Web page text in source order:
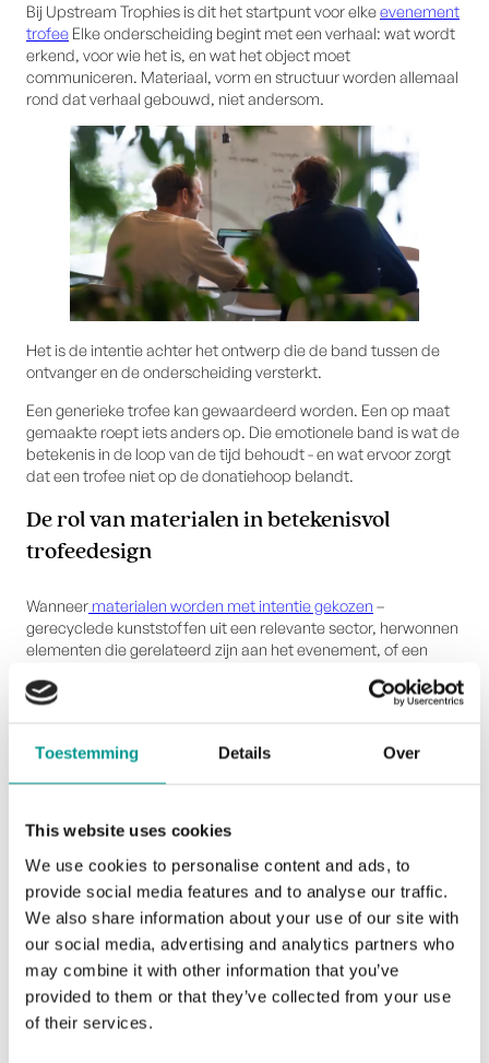
Toestemming Details Over
This website uses cookies
We use cookies to personalise content and ads, to
provide social media features and to analyse our traffic.
We also share information about your use of our site with
our social media, advertising and analytics partners who
may combine it with other information that you’ve
provided to them or that they’ve collected from your use
of their services.
Bij Upstream Trophies is dit het startpunt voor elkeevenement
trofee Elke onderscheiding begint met een verhaal: wat wordt
erkend, voor wie het is, en wat het object moet
communiceren. Materiaal, vorm en structuur worden allemaal
rond dat verhaal gebouwd, niet andersom.
Het is de intentie achter het ontwerp die de band tussen de
ontvanger en de onderscheiding versterkt.
Een generieke trofee kan gewaardeerd worden. Een op maat
gemaakte roept iets anders op. Die emotionele band is wat de
betekenis in de loop van de tijd behoudt - en wat ervoor zorgt
dat een trofee niet op de donatiehoop belandt.
De rol van materialen in betekenisvol
trofeedesign
Wanneer materialen worden met intentie gekozen –
gerecyclede kunststoffen uit een relevante sector, herwonnen
elementen die gerelateerd zijn aan het evenement, of een
de prijs een vervolg op het verhaal dat ertoe heeft geleid.
dat een nieuw, generiek materiaal simpelweg niet kan. Dat is
Bij Upstream is onze aanpak gebouwd op het vertellen van
verhalen met materialen. Het gebruik van gerecyclede en
herwonnen materialen dient meer dan één doel. Ja, ze
verminderen de impact op het milieu. Maar ze voegen ook
context, diepte en een aanleiding toe om over het object te
praten, lang nadat het is uitgereikt.
Die verbinding tussen het materiaal, het ontwerp en het
verhaal is wat mensen trofeeën doet bewaren. Het is wat
mensen ze laat tentoonstellen, en het is wat hen erover doet